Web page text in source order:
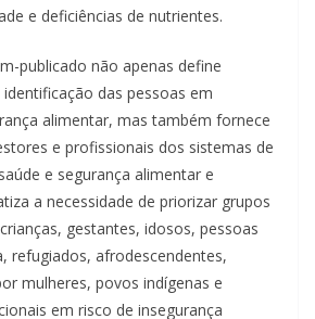
e deficiências de nutrientes.
publicado não apenas define
das pessoas em
alimentar, mas também fornece
e profissionais dos sistemas de
e segurança alimentar e
a necessidade de priorizar grupos
gestantes, idosos, pessoas
refugiados, afrodescendentes,
mulheres, povos indígenas e
em risco de insegurança